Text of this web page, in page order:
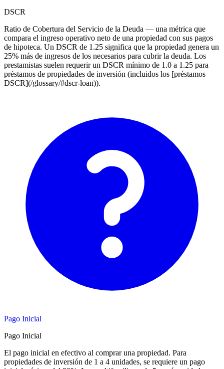
DSCR
Ratio de Cobertura del Servicio de la Deuda — una métrica que
compara el ingreso operativo neto de una propiedad con sus pagos
de hipoteca. Un DSCR de 1.25 significa que la propiedad genera un
25% más de ingresos de los necesarios para cubrir la deuda. Los
prestamistas suelen requerir un DSCR mínimo de 1.0 a 1.25 para
préstamos de propiedades de inversión (incluidos los [préstamos
DSCR](/glossary/#dscr-loan)).
Pago Inicial
Pago Inicial
El pago inicial en efectivo al comprar una propiedad. Para
propiedades de inversión de 1 a 4 unidades, se requiere un pago